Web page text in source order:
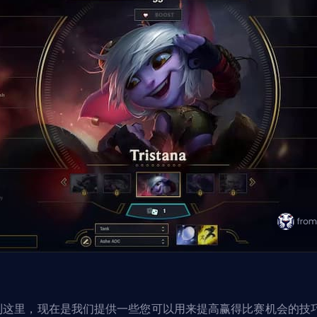
里，现在是我们提供一些您可以用来提高赢得比赛机会的技